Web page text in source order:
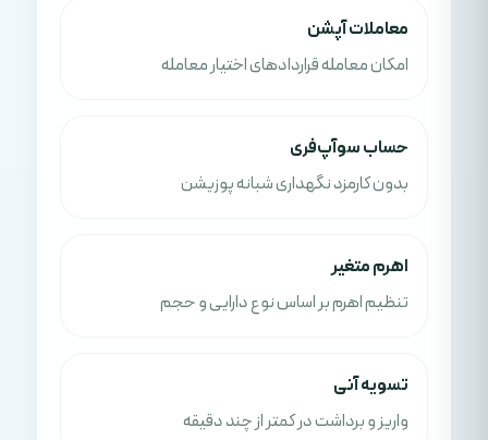
معاملات آپشن
امکان معامله قراردادهای اختیار معامله
حساب سوآپ‌فری
بدون کارمزد نگهداری شبانه پوزیشن
اهرم متغیر
تنظیم اهرم بر اساس نوع دارایی و حجم
تسویه آنی
واریز و برداشت در کمتر از چند دقیقه